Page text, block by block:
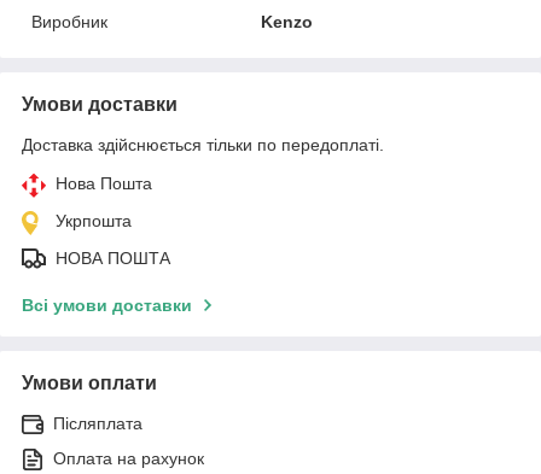
Виробник
Kenzo
Умови доставки
Доставка здійснюється тільки по передоплаті.
Нова Пошта
Укрпошта
НОВА ПОШТА
Всі умови доставки
Умови оплати
Післяплата
Оплата на рахунок